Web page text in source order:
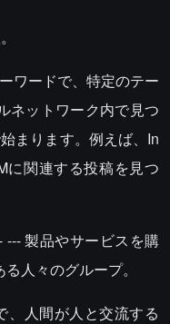
ワードで、特定のテー
ネットワーク内で見つ
まります。例えば、In
に関連する投稿を見つ
--- 製品やサービスを購
人々のグループ。
、人間が人と交流する